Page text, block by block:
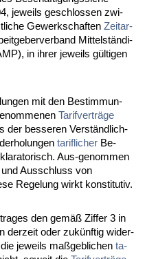
je­weils ge­schlos­sen zwi­
Ge­werk­schaf­ten Zeit­ar­
Mit­telständi­
in ih­rer je­weils gülti­gen
mit den Be­stim­mun­
Ta­rif­verträge
der bes­se­ren Verständ­lich­
ta­rif­li­cher Be­
Aus-ge­nom­men
Aus­schluss von
Re­ge­lung wirkt kon­sti­tu­tiv.
den gemäß Zif­fer 3 in
der­zeit oder zukünf­tig wi­der­
je­weils maßgeb­li­chen ta­